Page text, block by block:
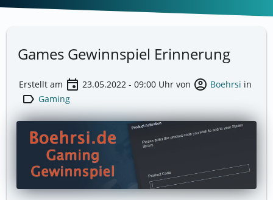
Games Gewinnspiel Erinnerung
Erstellt am event 23.05.2022 - 09:00 Uhr von account_circle Boehrsi in
label Gaming